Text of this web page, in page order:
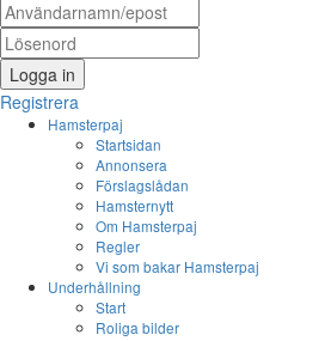
Logga in
Registrera
Hamsterpaj
Startsidan
Annonsera
Förslagslådan
Hamsternytt
Om Hamsterpaj
Regler
Vi som bakar Hamsterpaj
Underhållning
Start
Roliga bilder